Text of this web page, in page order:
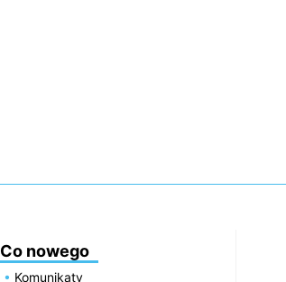
Co nowego
Komunikaty